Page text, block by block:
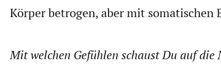
Körper betrogen, aber mit somatischen
Mit welchen Gefühlen schaust Du auf die